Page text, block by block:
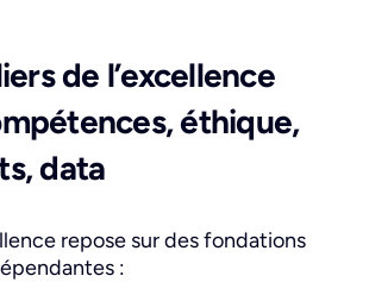
de l’excellence
éthique,
data
repose sur des fondations
: